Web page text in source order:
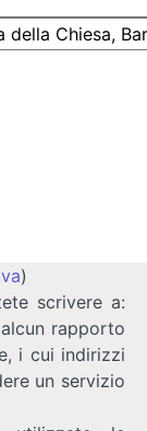
)
scrivere a:
rapporto
i cui indirizzi
un servizio